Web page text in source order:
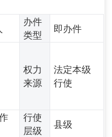
办件
类型
即办件
权力
来源
法定本级
行使
行使
层级
县级